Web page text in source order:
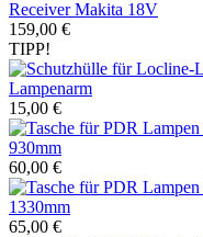
Receiver Makita 18V
159,00 €
TIPP!
Lampenarm
15,00 €
930mm
60,00 €
1330mm
65,00 €